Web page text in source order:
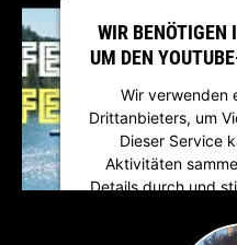
WIR
UM DEN
Wir verwenden
Drittanbieters, um
Dieser Service
Aktivitäten
Details durch und